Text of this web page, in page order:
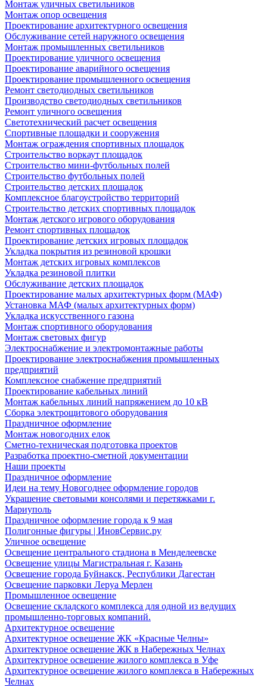
Монтаж уличных светильников
Монтаж опор освещения
Проектирование архитектурного освещения
Обслуживание сетей наружного освещения
Монтаж промышленных светильников
Проектирование уличного освещения
Проектирование аварийного освещения
Проектирование промышленного освещения
Ремонт светодиодных светильников
Производство светодиодных светильников
Ремонт уличного освещения
Светотехнический расчет освещения
Спортивные площадки и сооружения
Монтаж ограждения спортивных площадок
Строительство воркаут площадок
Строительство мини-футбольных полей
Строительство футбольных полей
Строительство детских площадок
Комплексное благоустройство территорий
Строительство детских спортивных площадок
Монтаж детского игрового оборудования
Ремонт спортивных площадок
Проектирование детских игровых площадок
Укладка покрытия из резиновой крошки
Монтаж детских игровых комплексов
Укладка резиновой плитки
Обслуживание детских площадок
Проектирование малых архитектурных форм (МАФ)
Установка МАФ (малых архитектурных форм)
Укладка искусственного газона
Монтаж спортивного оборудования
Монтаж световых фигур
Электроснабжение и электромонтажные работы
Проектирование электроснабжения промышленных
предприятий
Комплексное снабжение предприятий
Проектирование кабельных линий
Монтаж кабельных линий напряжением до 10 кВ
Сборка электрощитового оборудования
Праздничное оформление
Монтаж новогодних елок
Сметно-техническая подготовка проектов
Разработка проектно-сметной документации
Наши проекты
Праздничное оформление
Идеи на тему Новогоднее оформление городов
Украшение световыми консолями и перетяжками г.
Мариуполь
Праздничное оформление города к 9 мая
Полигонные фигуры | ИновСервис.ру
Уличное освещение
Освещение центрального стадиона в Менделеевске
Освещение улицы Магистральная г. Казань
Освещение города Буйнакск, Республики Дагестан
Освещение парковки Леруа Мерлен
Промышленное освещение
Освещение складского комплекса для одной из ведущих
промышленно-торговых компаний.
Архитектурное освещение
Архитектурное освещение ЖК «Красные Челны»
Архитектурное освещение ЖК в Набережных Челнах
Архитектурное освещение жилого комплекса в Уфе
Архитектурное освещение жилого комплекса в Набережных
Челнах